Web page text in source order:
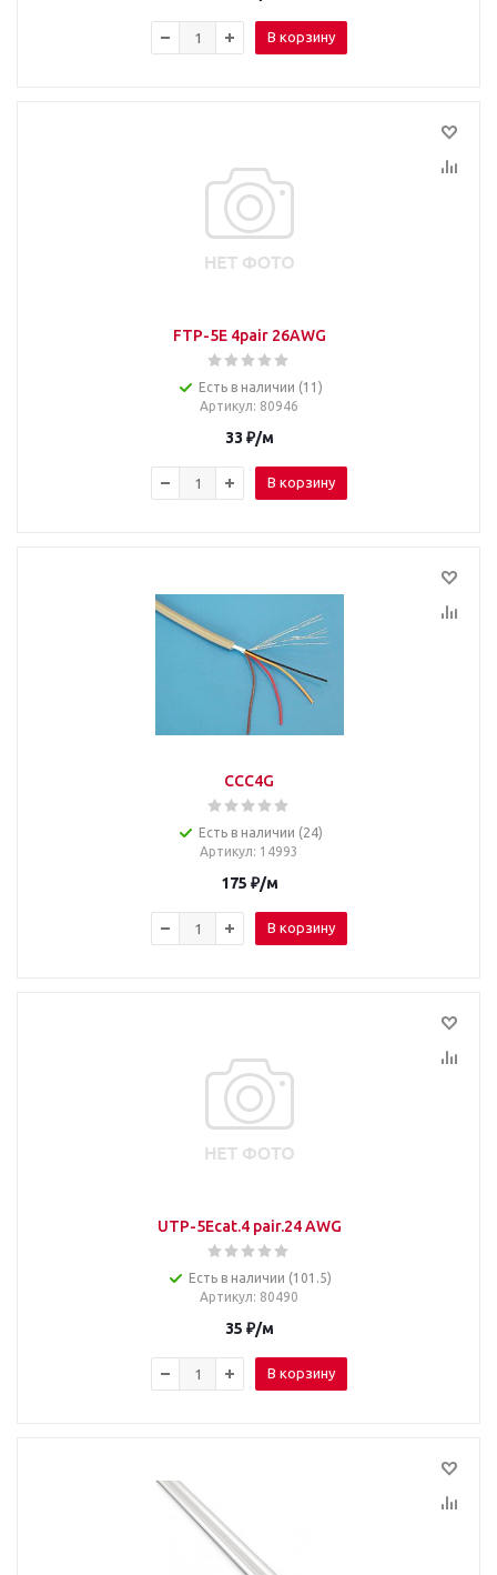
В корзину
FTP-5E 4pair 26AWG
Есть в наличии (11)
Артикул: 80946
33 ₽/м
В корзину
CCC4G
Есть в наличии (24)
Артикул: 14993
175 ₽/м
В корзину
UTP-5Ecat.4 pair.24 AWG
Есть в наличии (101.5)
Артикул: 80490
35 ₽/м
В корзину